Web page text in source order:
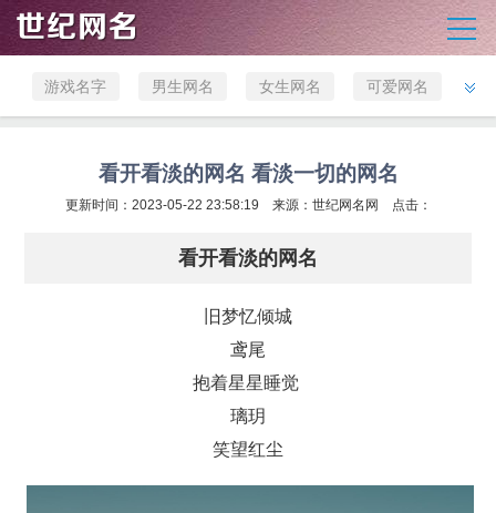
游戏名字 男生网名 女生网名 可爱网名
古风网名 伤感网名 微信网名 店铺取名
公司名字 宝宝取名
看开看淡的网名 看淡一切的网名
更新时间：2023-05-22 23:58:19 来源： 世纪网名网 点击：
看开看淡的网名
旧梦忆倾城
鸢尾
抱着星星睡觉
璃玥
笑望红尘